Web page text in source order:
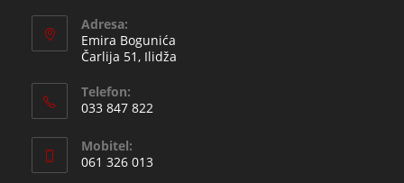
Adresa:
Emira Bogunića
Čarlija 51, Ilidža
Telefon:
033 847 822
in
your
Mobitel:
061 326 013